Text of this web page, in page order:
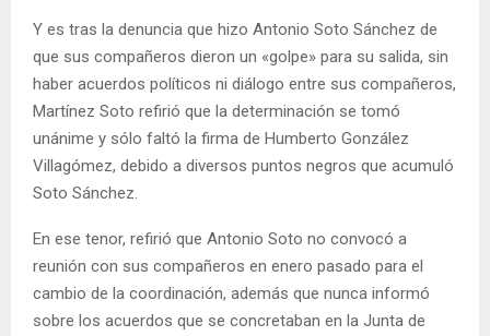
Y es tras la denuncia que hizo Antonio Soto Sánchez de
que sus compañeros dieron un «golpe» para su salida, sin
haber acuerdos políticos ni diálogo entre sus compañeros,
Martínez Soto refirió que la determinación se tomó
unánime y sólo faltó la firma de Humberto González
Villagómez, debido a diversos puntos negros que acumuló
Soto Sánchez.
En ese tenor, refirió que Antonio Soto no convocó a
reunión con sus compañeros en enero pasado para el
cambio de la coordinación, además que nunca informó
sobre los acuerdos que se concretaban en la Junta de